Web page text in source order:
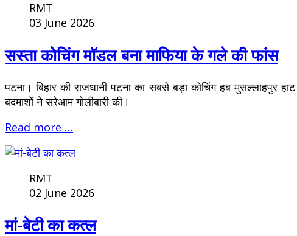
RMT
03 June 2026
सस्ता कोचिंग मॉडल बना माफिया के गले की फांस
पटना। बिहार की राजधानी पटना का सबसे बड़ा कोचिंग हब मुसल्लाहपुर
बदमाशों ने सरेआम गोलीबारी की।
Read more …
RMT
02 June 2026
मां-बेटी का कत्ल